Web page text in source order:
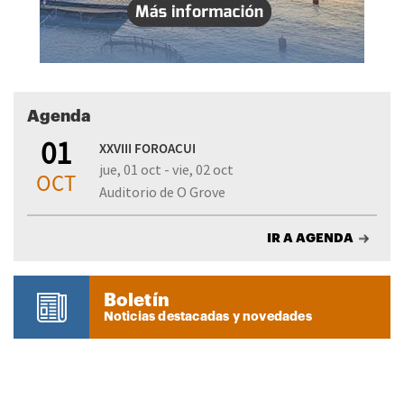
Agenda
01
OCT
XXVIII FOROACUI
jue, 01 oct - vie, 02 oct
Auditorio de O Grove
IR A AGENDA
Boletín
Noticias destacadas y novedades